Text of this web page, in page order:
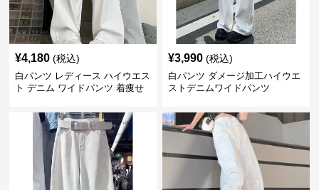
¥4,180 (税込)
白パンツ レディース ハイウエス
ト デニム ワイドパンツ 着痩せ
¥3,990 (税込)
白パンツ ダメージ加工ハイウエ
ストデニムワイドパンツ